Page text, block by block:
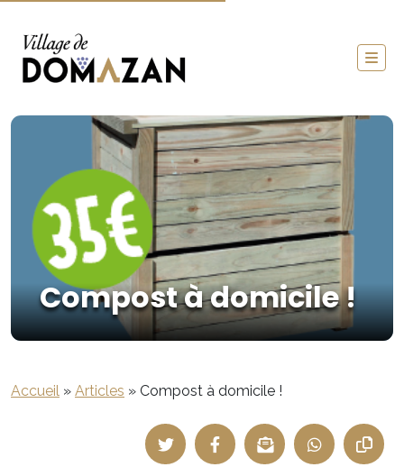
Compost à domicile !
Accueil » Articles » Compost à domicile !